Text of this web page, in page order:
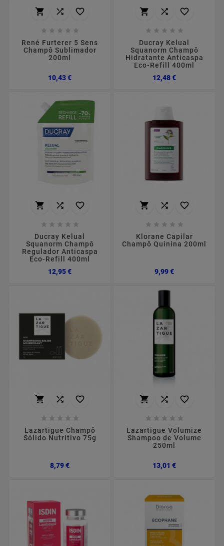
  
    
René Furterer 5 Sens
Champô Sublimador
200ml
10,43 €Preço
  
    
Ducray Kelual
Squanorm Champô
Hidratante Anticaspa
Eco-Refill 400ml
12,48 €Preço
  
    
Ducray Kelual
Squanorm Champô
Regulador Anticaspa
Eco-Refill 400ml
12,95 €Preço
  
    
Klorane Capilar
Champô Quinina 200ml
9,99 €Preço
  
    
Lazartigue Champô
Sólido Nutritivo 75g
8,79 €Preço
  
    
Lazartigue Volumize
Shampoo de Volume
250ml
13,01 €Preço